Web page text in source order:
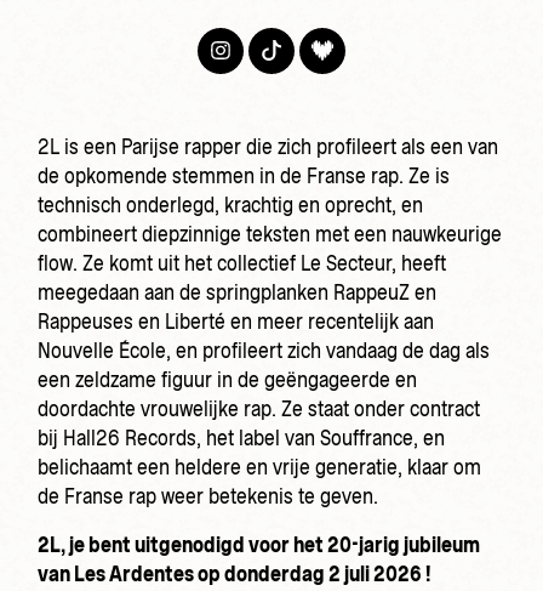
2L is een Parijse rapper die zich profileert als een van
de opkomende stemmen in de Franse rap. Ze is
technisch onderlegd, krachtig en oprecht, en
combineert diepzinnige teksten met een nauwkeurige
flow. Ze komt uit het collectief Le Secteur, heeft
meegedaan aan de springplanken RappeuZ en
Rappeuses en Liberté en meer recentelijk aan
Nouvelle École, en profileert zich vandaag de dag als
een zeldzame figuur in de geëngageerde en
doordachte vrouwelijke rap. Ze staat onder contract
bij Hall26 Records, het label van Souffrance, en
belichaamt een heldere en vrije generatie, klaar om
de Franse rap weer betekenis te geven.
2L, je bent uitgenodigd voor het 20-jarig jubileum
van Les Ardentes op donderdag 2 juli 2026 !